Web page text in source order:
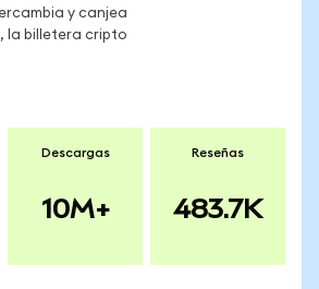
y canjea
la billetera cripto
Descargas
10M+
Reseñas
483.7K